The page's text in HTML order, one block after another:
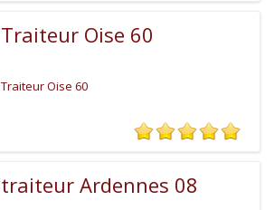
Traiteur Oise 60
Traiteur Oise 60
traiteur Ardennes 08